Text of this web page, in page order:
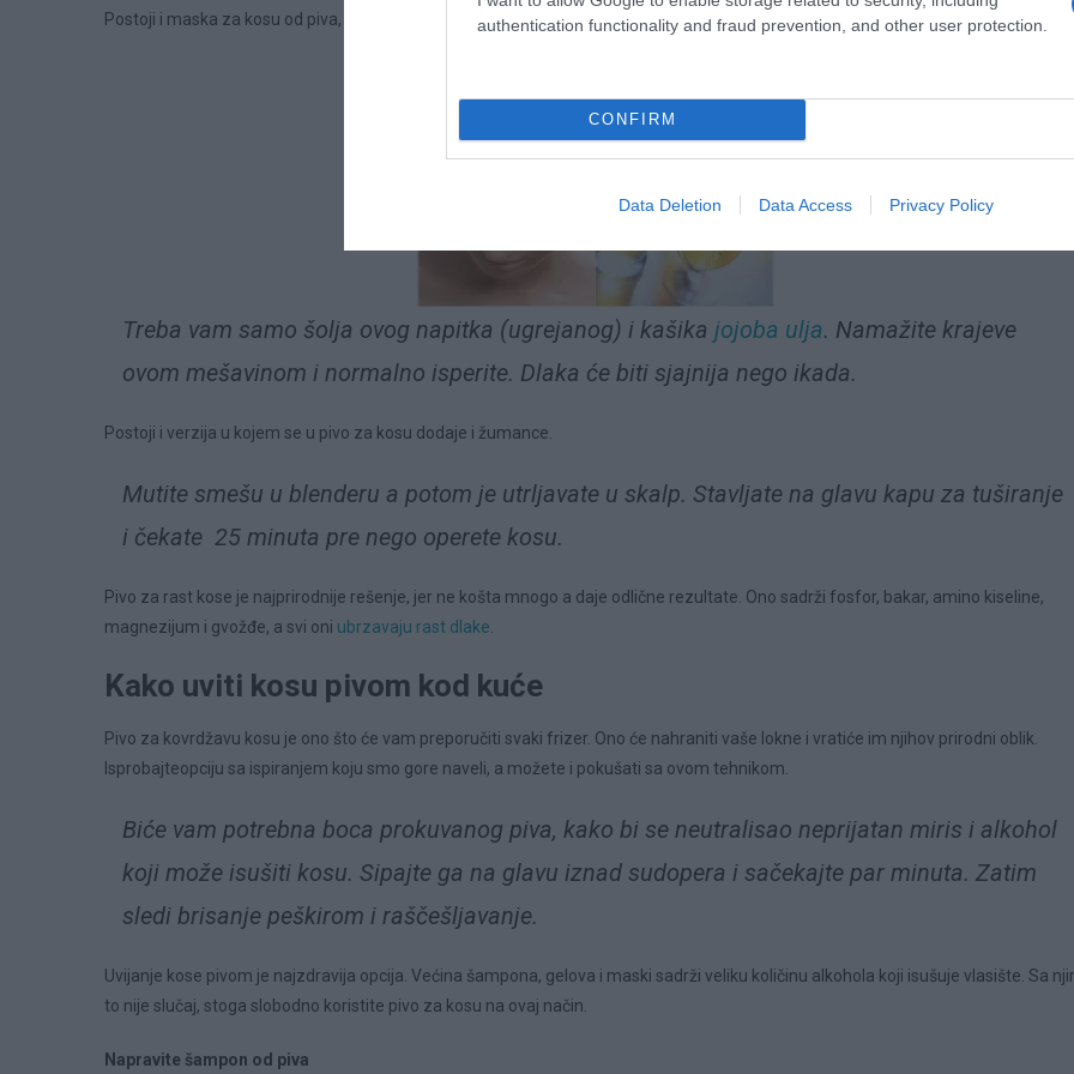
authentication functionality and fraud prevention, and other user protection.
CONFIRM
Data Deletion Data Access Privacy Policy
Postoji i maska za kosu od piva, koja je veoma jednostavna za pravljenje.
Treba vam samo šolja ovog napitka (ugrejanog) i kašika jojoba ulja. Namažite krajeve
ovom mešavinom i normalno isperite. Dlaka će biti sjajnija nego ikada.
Postoji i verzija u kojem se u pivo za kosu dodaje i žumance.
Mutite smešu u blenderu a potom je utrljavate u skalp. Stavljate na glavu kapu za tuširanje
i čekate 25 minuta pre nego operete kosu.
Pivo za rast kose je najprirodnije rešenje, jer ne košta mnogo a daje odlične rezultate. Ono sadrži fosfor, bakar, amino kiseline,
magnezijum i gvožđe, a svi oni ubrzavaju rast dlake
Kako uviti kosu pivom kod kuće
Pivo za kovrdžavu kosu je ono što će vam preporučiti svaki frizer. Ono će nahraniti vaše lokne i vratiće im njihov prirodni oblik.
Isprobajteopciju sa ispiranjem koju smo gore naveli, a možete i pokušati sa ovom tehnikom.
Biće vam potrebna boca prokuvanog piva, kako bi se neutralisao neprijatan miris i alkohol
koji može isušiti kosu. Sipajte ga na glavu iznad sudopera i sačekajte par minuta. Zatim
sledi brisanje peškirom i raščešljavanje.
Uvijanje kose pivom je najzdravija opcija. Većina šampona, gelova i maski sadrži veliku količinu alkohola koji isušuje vlasište. Sa
to nije slučaj, stoga slobodno koristite pivo za kosu na ovaj način.
Napravite šampon od piva